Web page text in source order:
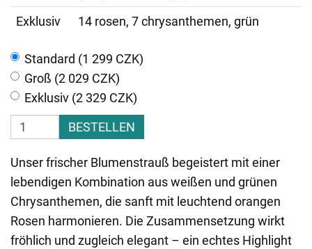
Exklusiv
14 rosen, 7 chrysanthemen, grün
Standard (1 299 CZK)
Groß (2 029 CZK)
Exklusiv (2 329 CZK)
BESTELLEN
Unser frischer Blumenstrauß begeistert mit einer
lebendigen Kombination aus weißen und grünen
Chrysanthemen, die sanft mit leuchtend orangen
Rosen harmonieren. Die Zusammensetzung wirkt
fröhlich und zugleich elegant – ein echtes Highlight